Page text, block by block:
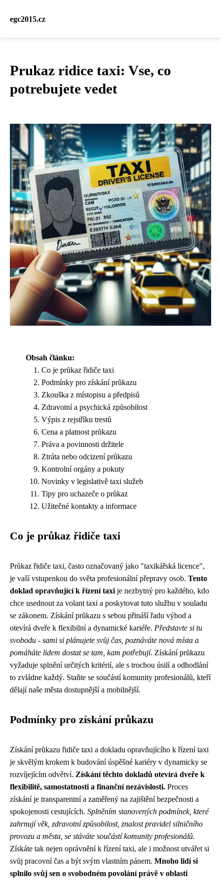
egc2015.cz
Prukaz ridice taxi: Vse, co
potrebujete vedet
Obsah článku:
Co je průkaz řidiče taxi
Podmínky pro získání průkazu
Zkouška z místopisu a předpisů
Zdravotní a psychická způsobilost
Výpis z rejstříku trestů
Cena a platnost průkazu
Práva a povinnosti držitele
Ztráta nebo odcizení průkazu
Kontrolní orgány a pokuty
Novinky v legislativě taxi služeb
Tipy pro uchazeče o průkaz
Užitečné kontakty a informace
Co je průkaz řidiče taxi
Průkaz řidiče taxi, často označovaný jako "taxikářská licence",
je vaší vstupenkou do světa profesionální přepravy osob. Tento
doklad opravňující k řízení taxi je nezbytný pro každého, kdo
chce usednout za volant taxi a poskytovat tuto službu v souladu
se zákonem. Získání průkazu s sebou přináší řadu výhod a
otevírá dveře k flexibilní a dynamické kariéře. Představte si tu
svobodu - sami si plánujete svůj čas, poznáváte nová místa a
pomáháte lidem dostat se tam, kam potřebují. Získání průkazu
vyžaduje splnění určitých kritérií, ale s trochou úsilí a odhodlání
to zvládne každý. Staňte se součástí komunity profesionálů, kteří
dělají naše města dostupnější a mobilnější.
Podmínky pro získání průkazu
Získání průkazu řidiče taxi a dokladu opravňujícího k řízení taxi
je skvělým krokem k budování úspěšné kariéry v dynamicky se
rozvíjejícím odvětví. Získání těchto dokladů otevírá dveře k
flexibilitě, samostatnosti a finanční nezávislosti. Proces
získání je transparentní a zaměřený na zajištění bezpečnosti a
spokojenosti cestujících. Splněním stanovených podmínek, které
zahrnují věk, zdravotní způsobilost, znalost pravidel silničního
provozu a města, se stáváte součástí komunity profesionálů.
Získáte tak nejen oprávnění k řízení taxi, ale i možnost utvářet si
svůj pracovní čas a být svým vlastním pánem. Mnoho lidí si
splnilo svůj sen o svobodném povolání právě v oblasti